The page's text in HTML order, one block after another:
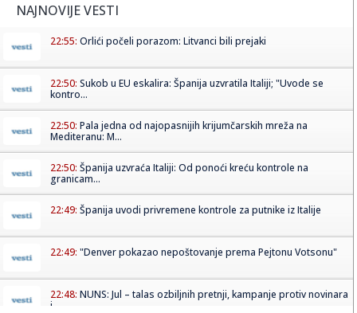
NAJNOVIJE VESTI
22:55: Orlići počeli porazom: Litvanci bili prejaki
22:50: Sukob u EU eskalira: Španija uzvratila Italiji; "Uvode se
kontro...
22:50: Pala jedna od najopasnijih krijumčarskih mreža na
Mediteranu: M...
22:50: Španija uzvraća Italiji: Od ponoći kreću kontrole na
granicam...
22:49: Španija uvodi privremene kontrole za putnike iz Italije
22:49: "Denver pokazao nepoštovanje prema Pejtonu Votsonu"
22:48: NUNS: Jul – talas ozbiljnih pretnji, kampanje protiv novinara
i...